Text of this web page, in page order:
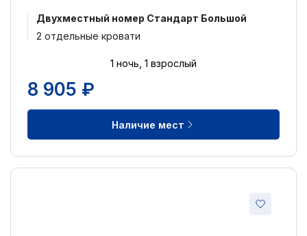
Двухместный номер Стандарт Большой
2 отдельные кровати
1 ночь, 1 взрослый
8 905 ₽
Наличие мест